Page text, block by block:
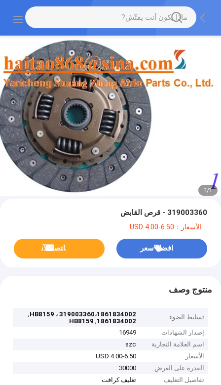
1
/
1
319003360 - قرص القابض
الأسعار：USD 4.00-6.50
افضل سعر ﺎﺘﺼﻟ ﺍﻶﻧ
منتوج وصف
تسليط الضوء 319003360،1861834002 ، HB8159
,
1861834002
,
HB8159
إصدار الشهادات
16949
اسم العلامة التجارية
szc
الأسعار
USD 4.00-6.50
القدرة على العرض
30000
تفاصيل التغليف
تغليف كرافت